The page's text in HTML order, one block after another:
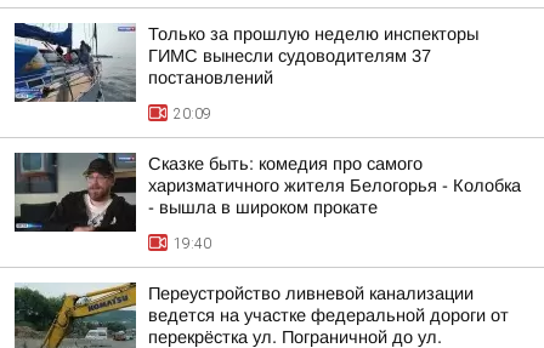
Только за прошлую неделю инспекторы
ГИМС вынесли судоводителям 37
постановлений
20:09
Сказке быть: комедия про самого
харизматичного жителя Белогорья - Колобка
- вышла в широком прокате
19:40
Переустройство ливневой канализации
ведется на участке федеральной дороги от
перекрёстка ул. Пограничной до ул.